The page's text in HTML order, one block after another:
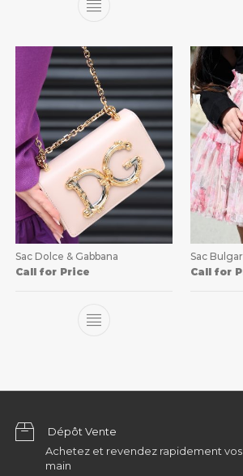
Sac Dolce & Gabbana
Call for Price
Sac
Call for
Dépôt Vente
Achetez et revendez rapidement
main